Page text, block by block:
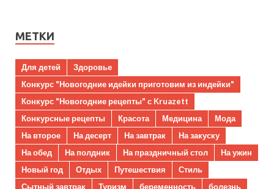
МЕТКИ
Для детей
Здоровье
Конкурс "Новогодние идейки приготовим из индейки"
Конкурс "Новогодние рецепты" с Kruazett
Конкурсные рецепты
Красота Медицина
Мода
На второе
На десерт На завтрак
На закуску
На обед
На полдник На праздничный стол
На ужин
Новый год
Отдых Путешествия
Стиль
Сытный завтрак
Туризм беременность
болезнь